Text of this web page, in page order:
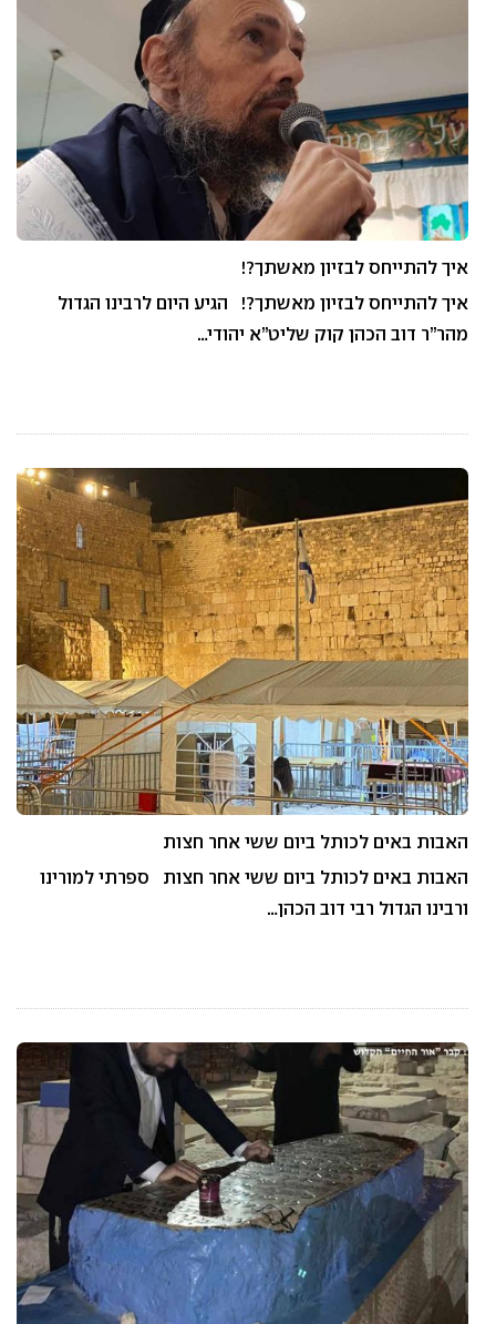
איך להתייחס לבזיון מאשתך?!
איך להתייחס לבזיון מאשתך?! הגיע היום לרבינו הגדול
מהר”ר דוב הכהן קוק שליט”א יהודי…
האבות באים לכותל ביום ששי אחר חצות
האבות באים לכותל ביום ששי אחר חצות ספרתי למורינו
ורבינו הגדול רבי דוב הכהן…